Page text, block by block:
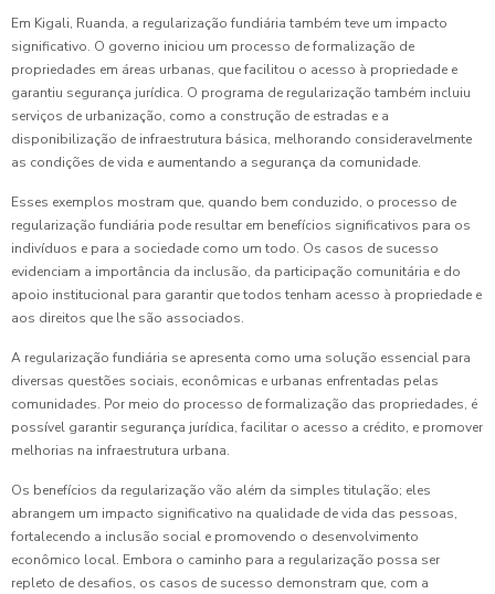
Em Kigali, Ruanda, a regularização fundiária também teve um impacto
significativo. O governo iniciou um processo de formalização de
propriedades em áreas urbanas, que facilitou o acesso à propriedade e
garantiu segurança jurídica. O programa de regularização também incluiu
serviços de urbanização, como a construção de estradas e a
disponibilização de infraestrutura básica, melhorando consideravelmente
as condições de vida e aumentando a segurança da comunidade.
Esses exemplos mostram que, quando bem conduzido, o processo de
regularização fundiária pode resultar em benefícios significativos para os
indivíduos e para a sociedade como um todo. Os casos de sucesso
evidenciam a importância da inclusão, da participação comunitária e do
apoio institucional para garantir que todos tenham acesso à propriedade e
aos direitos que lhe são associados.
A regularização fundiária se apresenta como uma solução essencial para
diversas questões sociais, econômicas e urbanas enfrentadas pelas
comunidades. Por meio do processo de formalização das propriedades, é
possível garantir segurança jurídica, facilitar o acesso a crédito, e promover
melhorias na infraestrutura urbana.
Os benefícios da regularização vão além da simples titulação; eles
abrangem um impacto significativo na qualidade de vida das pessoas,
fortalecendo a inclusão social e promovendo o desenvolvimento
econômico local. Embora o caminho para a regularização possa ser
repleto de desafios, os casos de sucesso demonstram que, com a